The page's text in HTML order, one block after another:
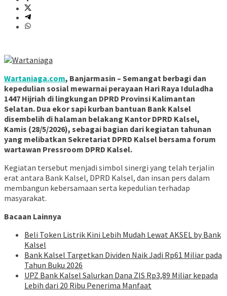
Wartaniaga.com, Banjarmasin – Semangat berbagi dan
kepedulian sosial mewarnai perayaan Hari Raya Iduladha
1447 Hijriah di lingkungan DPRD Provinsi Kalimantan
Selatan. Dua ekor sapi kurban bantuan Bank Kalsel
disembelih di halaman belakang Kantor DPRD Kalsel,
Kamis (28/5/2026), sebagai bagian dari kegiatan tahunan
yang melibatkan Sekretariat DPRD Kalsel bersama forum
wartawan Pressroom DPRD Kalsel.
Kegiatan tersebut menjadi simbol sinergi yang telah terjalin
erat antara Bank Kalsel, DPRD Kalsel, dan insan pers dalam
membangun kebersamaan serta kepedulian terhadap
masyarakat.
Bacaan Lainnya
Beli Token Listrik Kini Lebih Mudah Lewat AKSEL by Bank
Kalsel
Bank Kalsel Targetkan Dividen Naik Jadi Rp61 Miliar pada
Tahun Buku 2026
UPZ Bank Kalsel Salurkan Dana ZIS Rp3,89 Miliar kepada
Lebih dari 20 Ribu Penerima Manfaat